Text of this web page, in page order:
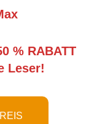
% RABATT
Leser!